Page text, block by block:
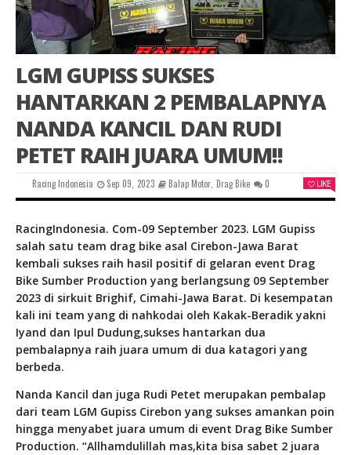
LGM GUPISS SUKSES
HANTARKAN 2 PEMBALAPNYA
NANDA KANCIL DAN RUDI
PETET RAIH JUARA UMUM!!
Racing Indonesia Sep 09, 2023 Balap Motor, Drag Bike 0 LIKE
RacingIndonesia. Com-09 September 2023. LGM Gupiss
salah satu team drag bike asal Cirebon-Jawa Barat
kembali sukses raih hasil positif di gelaran event Drag
Bike Sumber Production yang berlangsung 09 September
2023 di sirkuit Brighif, Cimahi-Jawa Barat. Di kesempatan
kali ini team yang di nahkodai oleh Kakak-Beradik yakni
Iyand dan Ipul Dudung,sukses hantarkan dua
pembalapnya raih juara umum di dua katagori yang
berbeda.
Nanda Kancil dan juga Rudi Petet merupakan pembalap
dari team LGM Gupiss Cirebon yang sukses amankan poin
hingga menyabet juara umum di event Drag Bike Sumber
Production. “Allhamdulillah mas,kita bisa sabet 2 juara